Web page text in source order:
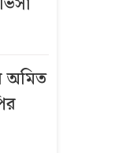
এই
অমিত